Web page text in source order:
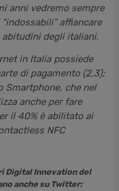
anni vedremo sempre
affiancare
degli italiani.
in Italia possiede
di pagamento (2,3);
Smartphone, che nel
anche per fare
il 40% è abilitato ai
NFC
Digital Innovation del
anche su Twitter: